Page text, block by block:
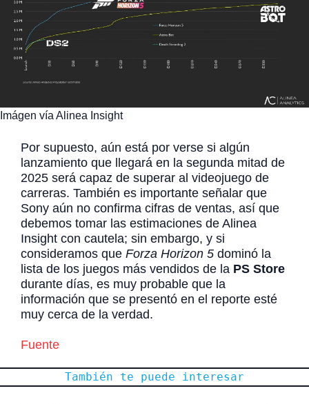
Imágen vía Alinea Insight
Por supuesto, aún está por verse si algún
lanzamiento que llegará en la segunda mitad de
2025 será capaz de superar al videojuego de
carreras. También es importante señalar que
Sony aún no confirma cifras de ventas, así que
debemos tomar las estimaciones de Alinea
Insight con cautela; sin embargo, y si
consideramos que Forza Horizon 5 dominó la
lista de los juegos más vendidos de la PS Store
durante días, es muy probable que la
información que se presentó en el reporte esté
muy cerca de la verdad.
Fuente
También te puede interesar